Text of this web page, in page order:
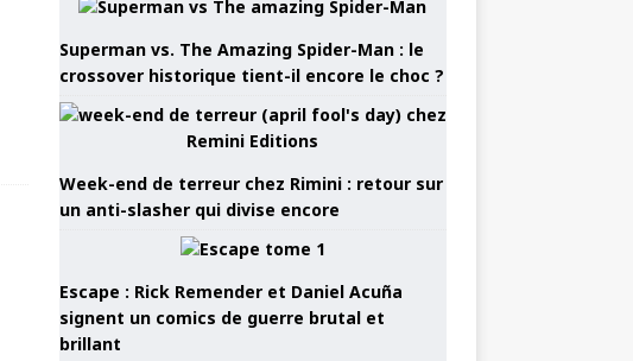
Superman vs. The Amazing Spider-Man : le
crossover historique tient-il encore le choc ?
Week-end de terreur chez Rimini : retour sur
un anti-slasher qui divise encore
Escape : Rick Remender et Daniel Acuña
signent un comics de guerre brutal et
brillant